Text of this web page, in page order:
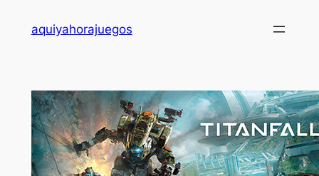
aquiyahorajuegos